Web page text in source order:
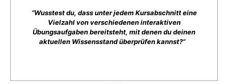
“Wusstest du, dass unter jedem Kursabschnitt eine
Vielzahl von verschiedenen interaktiven
Übungsaufgaben bereitsteht, mit denen du deinen
aktuellen Wissensstand überprüfen kannst?”